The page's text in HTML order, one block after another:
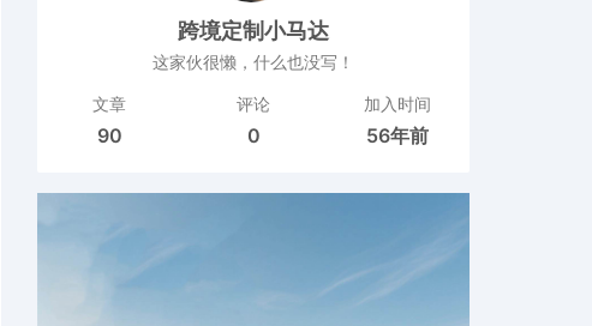
跨境定制小马达
这家伙很懒，什么也没写！
文章
90
评论
0
加入时间
56年前